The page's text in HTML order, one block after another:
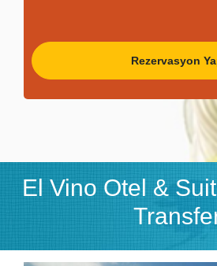
Rezervasyon
El Vino Otel &